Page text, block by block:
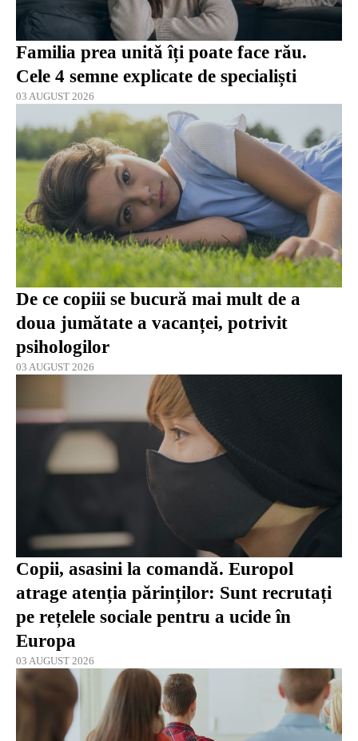
Familia prea unită îți poate face rău.
Cele 4 semne explicate de specialiști
03 AUGUST 2026
De ce copiii se bucură mai mult de a
doua jumătate a vacanței, potrivit
psihologilor
03 AUGUST 2026
Copii, asasini la comandă. Europol
atrage atenția părinților: Sunt recrutați
pe rețelele sociale pentru a ucide în
Europa
03 AUGUST 2026